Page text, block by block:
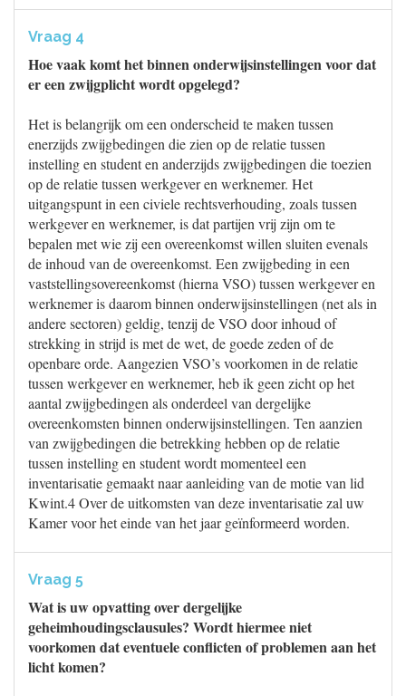
Vraag 4
Hoe vaak komt het binnen onderwijsinstellingen voor dat
er een zwijgplicht wordt opgelegd?
Het is belangrijk om een onderscheid te maken tussen
enerzijds zwijgbedingen die zien op de relatie tussen
instelling en student en anderzijds zwijgbedingen die toezien
op de relatie tussen werkgever en werknemer. Het
uitgangspunt in een civiele rechtsverhouding, zoals tussen
werkgever en werknemer, is dat partijen vrij zijn om te
bepalen met wie zij een overeenkomst willen sluiten evenals
de inhoud van de overeenkomst. Een zwijgbeding in een
vaststellingsovereenkomst (hierna VSO) tussen werkgever en
werknemer is daarom binnen onderwijsinstellingen (net als in
andere sectoren) geldig, tenzij de VSO door inhoud of
strekking in strijd is met de wet, de goede zeden of de
openbare orde. Aangezien VSO’s voorkomen in de relatie
tussen werkgever en werknemer, heb ik geen zicht op het
aantal zwijgbedingen als onderdeel van dergelijke
overeenkomsten binnen onderwijsinstellingen. Ten aanzien
van zwijgbedingen die betrekking hebben op de relatie
tussen instelling en student wordt momenteel een
inventarisatie gemaakt naar aanleiding van de motie van lid
Kwint.4 Over de uitkomsten van deze inventarisatie zal uw
Kamer voor het einde van het jaar geïnformeerd worden.
Vraag 5
Wat is uw opvatting over dergelijke
geheimhoudingsclausules? Wordt hiermee niet
voorkomen dat eventuele conflicten of problemen aan het
licht komen?